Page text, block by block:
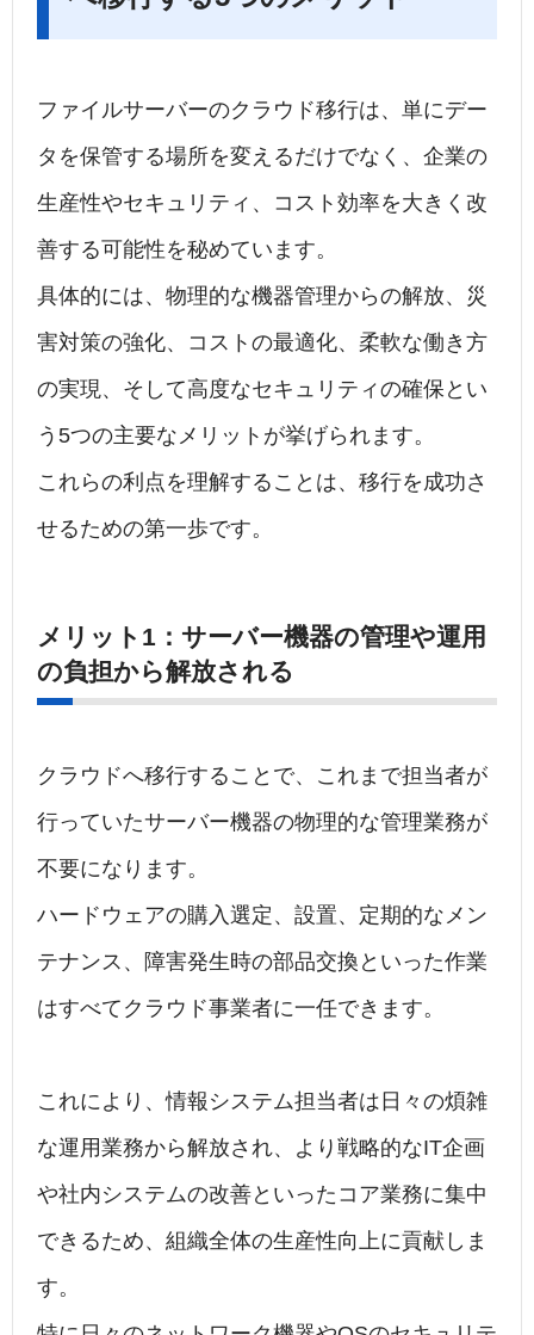
ファイルサーバーのクラウド移行は、単にデー
タを保管する場所を変えるだけでなく、企業の
生産性やセキュリティ、コスト効率を大きく改
善する可能性を秘めています。
具体的には、物理的な機器管理からの解放、災
害対策の強化、コストの最適化、柔軟な働き方
の実現、そして高度なセキュリティの確保とい
う5つの主要なメリットが挙げられます。
これらの利点を理解することは、移行を成功さ
せるための第一歩です。
メリット1：サーバー機器の管理や運用
の負担から解放される
クラウドへ移行することで、これまで担当者が
行っていたサーバー機器の物理的な管理業務が
不要になります。
ハードウェアの購入選定、設置、定期的なメン
テナンス、障害発生時の部品交換といった作業
はすべてクラウド事業者に一任できます。
これにより、情報システム担当者は日々の煩雑
な運用業務から解放され、より戦略的なIT企画
や社内システムの改善といったコア業務に集中
できるため、組織全体の生産性向上に貢献しま
す。